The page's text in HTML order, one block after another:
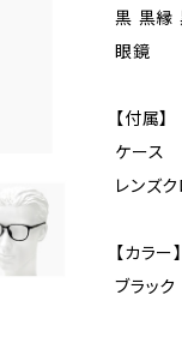
黒 黒縁
眼鏡
【付属】
ケース
レンズ
【カラー】
ブラック